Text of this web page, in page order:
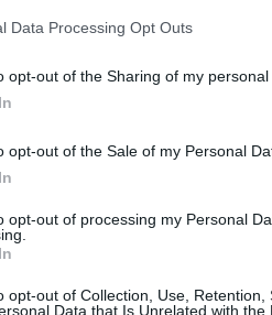
Data Processing Opt Outs
opt-out of the Sharing of my personal
opt-out of the Sale of my Personal
opt-out of processing my Personal
opt-out of Collection, Use, Retention,
Data that Is Unrelated with the